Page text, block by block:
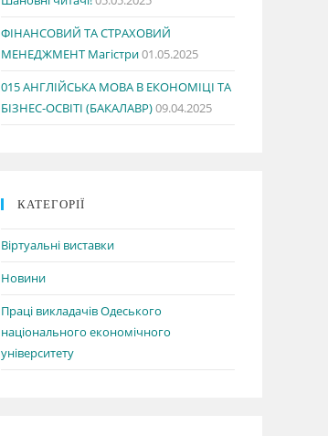
ФІНАНСОВИЙ ТА СТРАХОВИЙ
МЕНЕДЖМЕНТ Магістри01.05.2025
015 АНГЛІЙСЬКА МОВА В ЕКОНОМІЦІ ТА
БІЗНЕС-ОСВІТІ (БАКАЛАВР)09.04.2025
КАТЕГОРІЇ
Віртуальні виставки
Новини
Праці викладачів Одеського
національного економічного
університету